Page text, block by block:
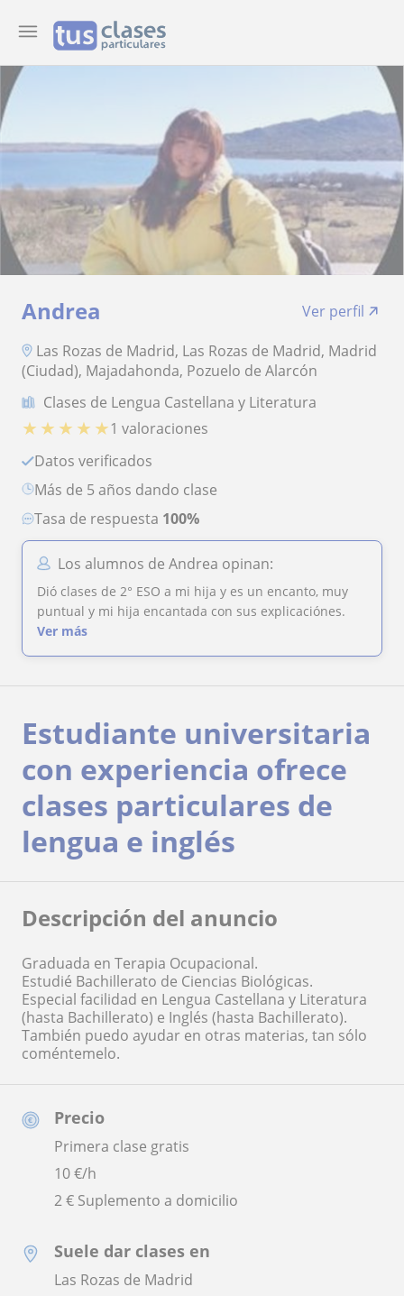
Andrea
Ver perfil
Las Rozas de Madrid, Las Rozas de Madrid, Madrid
(Ciudad), Majadahonda, Pozuelo de Alarcón
Clases de Lengua Castellana y Literatura
★ ★ ★ ★ ★1 valoraciones
Datos verificados
más de 5 años dando clase
Tasa de respuesta 100%
Los alumnos de Andrea opinan:
Dió clases de 2° ESO a mi hija y es un encanto, muy
puntual y mi hija encantada con sus explicaciónes.
Ver más
Precio
Primera clase gratis
10€/h
2 € Suplemento a domicilio
Suele dar clases en
Las Rozas de Madrid
Estudiante universitaria
con experiencia ofrece
clases particulares de
lengua e inglés
Descripción del anuncio
Graduada en Terapia Ocupacional.
Estudié Bachillerato de Ciencias Biológicas.
Especial facilidad en Lengua Castellana y Literatura
(hasta Bachillerato) e Inglés (hasta Bachillerato).
También puedo ayudar en otras materias, tan sólo
coméntemelo.